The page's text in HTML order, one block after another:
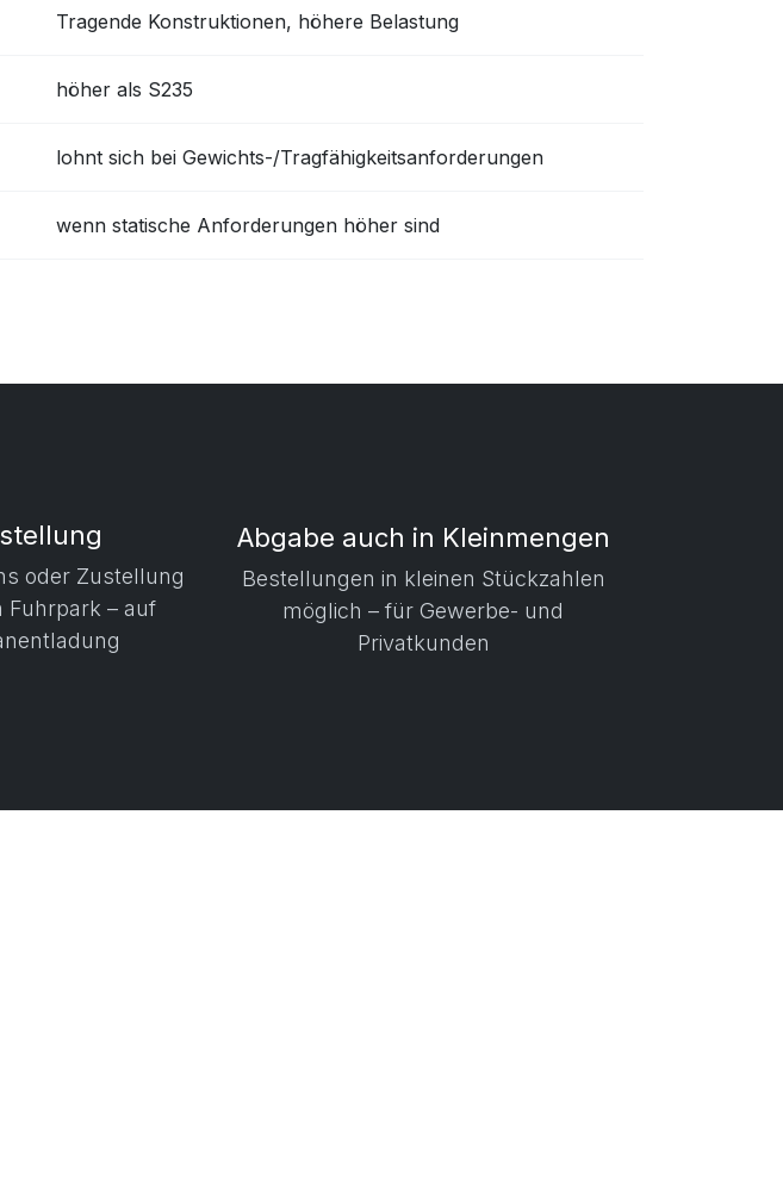
Tragende Konstruktionen, höhere Belastung
höher als S235
lohnt sich bei Gewichts-/Tragfähigkeitsanforderungen
wenn statische Anforderungen höher sind
oder Zustellung
Fuhrpark – auf
Abgabe auch in Kleinmengen
​ Bestellungen in kleinen Stückzahlen
möglich – für Gewerbe- und
Privatkunden